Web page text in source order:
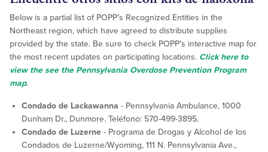
Below is a partial list of POPP’s Recognized Entities in the
Northeast region, which have agreed to distribute supplies
provided by the state. Be sure to check POPP’s interactive map for
the most recent updates on participating locations. Click here to
view the see the Pennsylvania Overdose Prevention Program
map.
Condado de Lackawanna - Pennsylvania Ambulance, 1000
Dunham Dr., Dunmore. Teléfono: 570-499-3895.
Condado de Luzerne - Programa de Drogas y Alcohol de los
Condados de Luzerne/Wyoming, 111 N. Pennsylvania Ave.,